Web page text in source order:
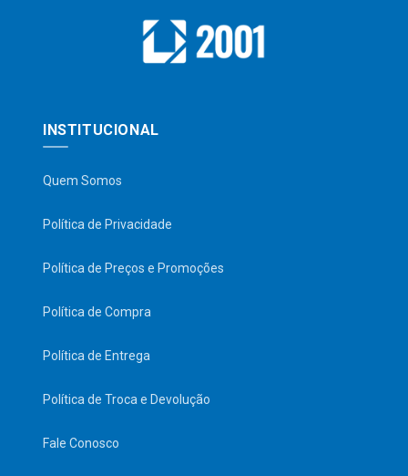
INSTITUCIONAL
Quem Somos
Política de Privacidade
Política de Preços e Promoções
Política de Compra
Política de Entrega
Política de Troca e Devolução
Fale Conosco